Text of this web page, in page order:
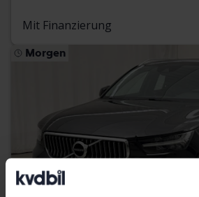
Mit Finanzierung
Morgen